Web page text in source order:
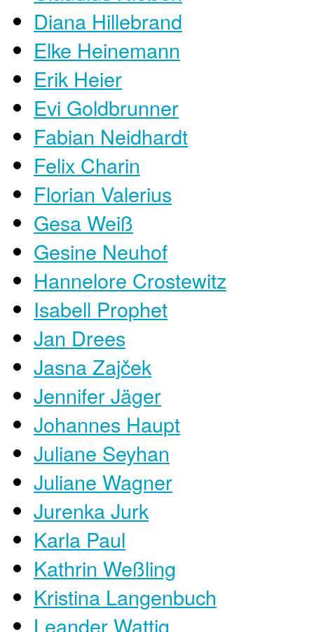
Diana Hillebrand
Elke Heinemann
Erik Heier
Evi Goldbrunner
Fabian Neidhardt
Felix Charin
Florian Valerius
Gesa Weiß
Gesine Neuhof
Hannelore Crostewitz
Isabell Prophet
Jan Drees
Jasna Zajček
Jennifer Jäger
Johannes Haupt
Juliane Seyhan
Juliane Wagner
Jurenka Jurk
Karla Paul
Kathrin Weßling
Kristina Langenbuch
Leander Wattig